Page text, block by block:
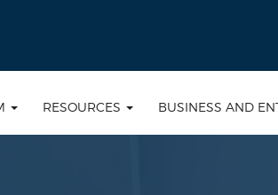
RESOURCES BUSINESS AND